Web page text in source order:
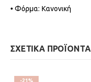
• Φόρμα: Κανονική
ΣΧΕΤΙΚΑ ΠΡΟΪΟΝΤΑ
-21%